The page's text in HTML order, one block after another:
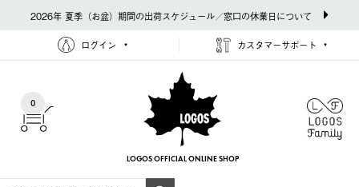
2026年 夏季（お盆）期間の出荷スケジュール／窓口の休業日について
ログイン カスタマーサポート
0
LOGOS OFFICIAL ONLINE SHOP